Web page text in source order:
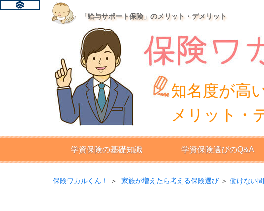
「給与サポート保険」のメリット・デメリット
知名度が高
メリット・
学資保険の基礎知識 学資保険選びのQ&A
保険ワカルくん！ ＞ 家族が増えたら考える保険選び＞ 働けない